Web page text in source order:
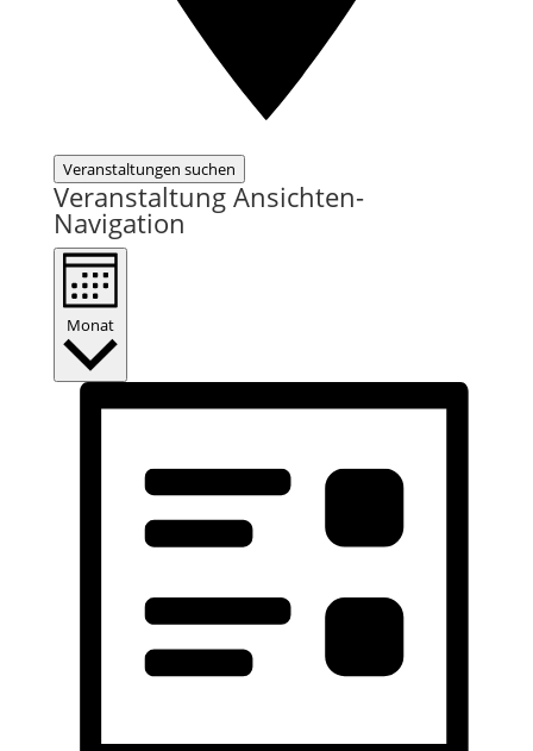
Veranstaltungen suchen
Veranstaltung Ansichten-
Navigation
Monat